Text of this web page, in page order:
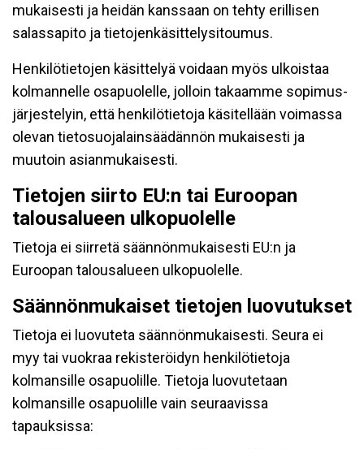
mukaisesti ja heidän kanssaan on tehty erillisen
salassapito ja tietojenkäsittelysitoumus.
Henkilötietojen käsittelyä voidaan myös ulkoistaa
kolmannelle osapuolelle, jolloin takaamme sopimus-
järjestelyin, että henkilötietoja käsitellään voimassa
olevan tietosuojalainsäädännön mukaisesti ja
muutoin asianmukaisesti.
Tietojen siirto EU:n tai Euroopan
talousalueen ulkopuolelle
Tietoja ei siirretä säännönmukaisesti EU:n ja
Euroopan talousalueen ulkopuolelle.
Säännönmukaiset tietojen luovutukset
Tietoja ei luovuteta säännönmukaisesti. Seura ei
myy tai vuokraa rekisteröidyn henkilötietoja
kolmansille osapuolille. Tietoja luovutetaan
kolmansille osapuolille vain seuraavissa
tapauksissa: